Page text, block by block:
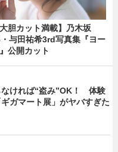
大胆カット満載】乃木坂
与田祐希3rd写真集『ヨー
公開カット
なければ“盗み”OK！ 体験
ガマート展」がヤバすぎた